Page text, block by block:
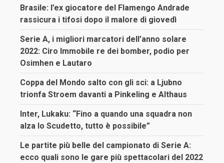
Brasile: l’ex giocatore del Flamengo Andrade
rassicura i tifosi dopo il malore di giovedì
Serie A, i migliori marcatori dell’anno solare
2022: Ciro Immobile re dei bomber, podio per
Osimhen e Lautaro
Coppa del Mondo salto con gli sci: a Ljubno
trionfa Stroem davanti a Pinkeling e Althaus
Inter, Lukaku: “Fino a quando una squadra non
alza lo Scudetto, tutto è possibile”
Le partite più belle del campionato di Serie A:
ecco quali sono le gare più spettacolari del 2022